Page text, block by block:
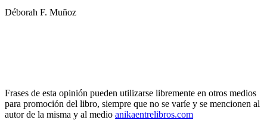
Déborah F. Muñoz
Frases de esta opinión pueden utilizarse libremente en otros medios
para promoción del libro, siempre que no se varíe y se mencionen al
autor de la misma y al medio anikaentrelibros.com